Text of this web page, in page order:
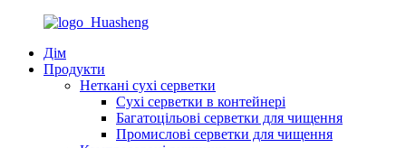
Дім
Продукти
Неткані сухі серветки
Сухі серветки в контейнері
Багатоцільові серветки для чищення
Промислові серветки для чищення